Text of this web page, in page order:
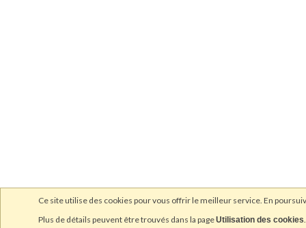
Ce site utilise des cookies pour vous offrir le meilleur service. En
Plus de détails peuvent être trouvés dans la pageUtilisation des cookies